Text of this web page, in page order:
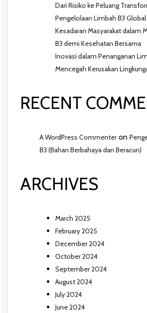
Dari Risiko ke Peluang
Pengelolaan Limbah B3 Global
Kesadaran Masyarakat dalam
B3 demi Kesehatan Bersama
Inovasi dalam Penanganan
Mencegah Kerusakan
RECENT
A WordPress Commenteron
B3 (Bahan Berbahaya dan Beracun)
ARCHIVES
March 2025
February 2025
December 2024
October 2024
September 2024
August 2024
July 2024
June 2024